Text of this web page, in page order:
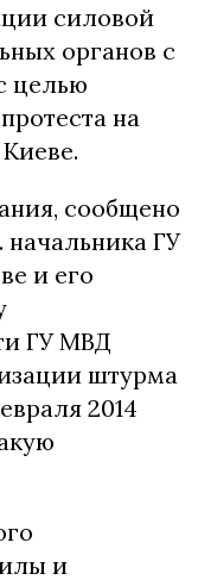
силовой
органов с
целью
на
сообщено
ГУ
и его
ГУ МВД
штурма
2014
и